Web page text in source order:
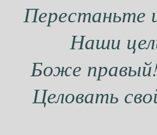
Перестаньте
Наши
Боже
Целовать